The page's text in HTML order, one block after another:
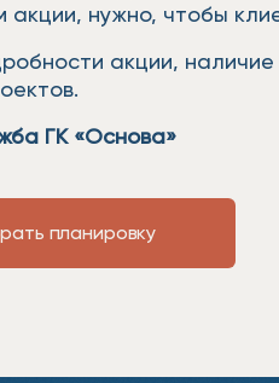
акции, нужно, чтобы
акции,
ГК «Основа»
планировку